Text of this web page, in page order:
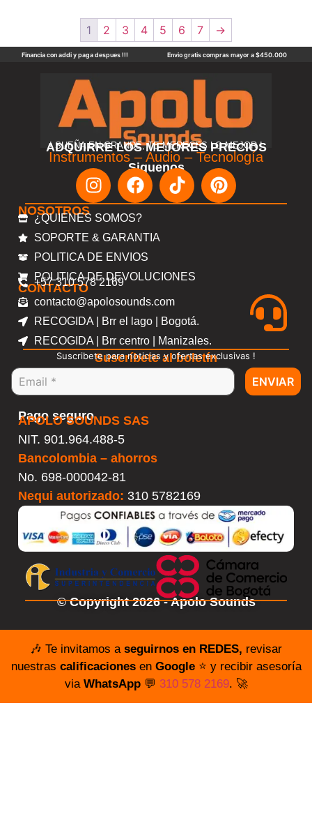
1 2 3 4 5 6 7 →
Financia con addi y paga despues !!! Envio gratis compras mayor a $450.000
ADQUIRRE LOS MEJORES PRECIOS
! SUEÑA EN GRANDE, TE MERECES LO MEJOR !
Instrumentos – Audio – Tecnología
Siguenos
NOSOTROS
¿QUIENES SOMOS?
SOPORTE & GARANTIA
POLITICA DE ENVIOS
POLITICA DE DEVOLUCIONES
CONTACTO
+57 310 578 2169
contacto@apolosounds.com
RECOGIDA | Brr el lago | Bogotá.
RECOGIDA | Brr centro | Manizales.
Suscríbete al boletín
Suscribete para noticias y ofertas exclusivas !
ENVIAR
Pago seguro
APOLO SOUNDS SAS
NIT. 901.964.488-5
Bancolombia – ahorros
No. 698-000042-81
Nequi autorizado: 310 5782169
© Copyright 2026 - Apolo Sounds
🎶 Te invitamos a seguirnos en REDES, revisar
nuestras calificacionesen Google⭐️ y recibir asesoría
via WhatsApp💬 310 578 2169. 🚀